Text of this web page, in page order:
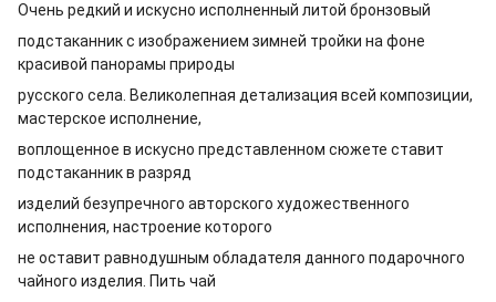
Очень редкий и искусно исполненный литой бронзовый
подстаканник с изображением зимней тройки на фоне
красивой панорамы природы
русского села. Великолепная детализация всей композиции,
мастерское исполнение,
воплощенное в искусно представленном сюжете ставит
подстаканник в разряд
изделий безупречного авторского художественного
исполнения, настроение которого
не оставит равнодушным обладателя данного подарочного
чайного изделия. Пить чай